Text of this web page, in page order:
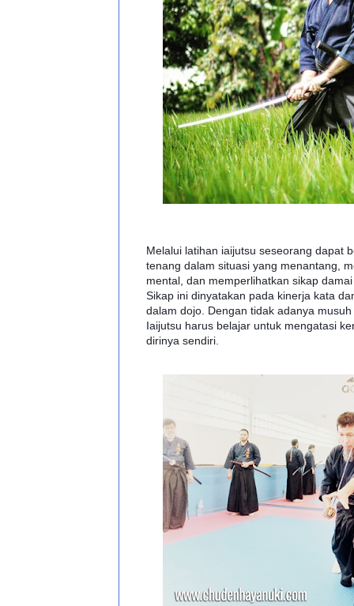
Melalui latihan iaijutsu seseorang dapat
tenang dalam situasi yang menantang,
mental, dan memperlihatkan sikap
Sikap ini dinyatakan pada kinerja kata
dalam dojo. Dengan tidak adanya
Iaijutsu harus belajar untuk mengatasi
dirinya sendiri.